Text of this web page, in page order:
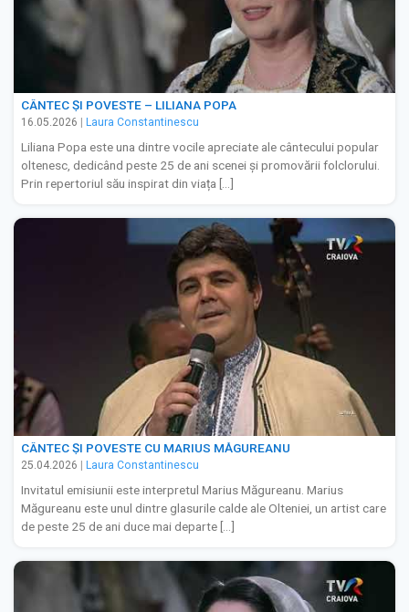
CÂNTEC ȘI POVESTE – LILIANA POPA
16.05.2026 Laura Constantinescu
Liliana Popa este una dintre vocile apreciate ale cântecului popular
oltenesc, dedicând peste 25 de ani scenei și promovării folclorului.
Prin repertoriul său inspirat din viața […]
CÂNTEC ȘI POVESTE CU MARIUS MĂGUREANU
25.04.2026 Laura Constantinescu
Invitatul emisiunii este interpretul Marius Măgureanu. Marius
Măgureanu este unul dintre glasurile calde ale Olteniei, un artist care
de peste 25 de ani duce mai departe […]